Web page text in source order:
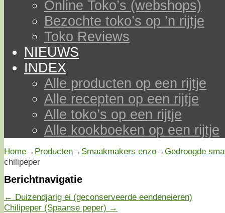
Online Toko’s (webshops)
Bezochte toko’s op ’n rijtje
Toko Reviews
NIEUWS
INDEX
Alle producten op een rijtje
Alle recepten op een rijtje
Alle toko’s op een rijtje
Alle kookboeken op een rijtje
Home→ Producten→ Smaakmakers enzo→Gedroogde
chilipeper
Berichtnavigatie
← Duizendjarig ei (geconserveerde eendeneieren)
Chilipeper (Spaanse peper) →